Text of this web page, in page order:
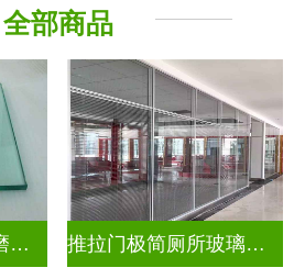
全部商品
双层百叶中空钢化磨砂玄关隔断 推拉门极简厕所玻璃移门隔断墙